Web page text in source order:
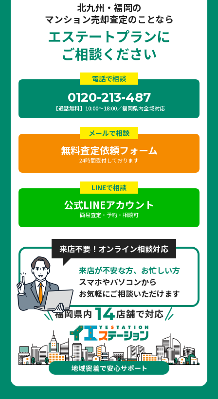
北九州・福岡の
マンション売却査定のことなら
エステートプランに
ご相談ください
電話で相談
0120-213-487
【通話無料】10:00〜18:00／福岡県内全域対応
メールで相談
無料査定依頼フォーム
24時間受付しております
LINEで相談
公式LINEアカウント
簡易査定・予約・相談可
来店不要！オンライン相談対応
来店が不安な方、お忙しい方
スマホやパソコンから
お気軽にご相談いただけます